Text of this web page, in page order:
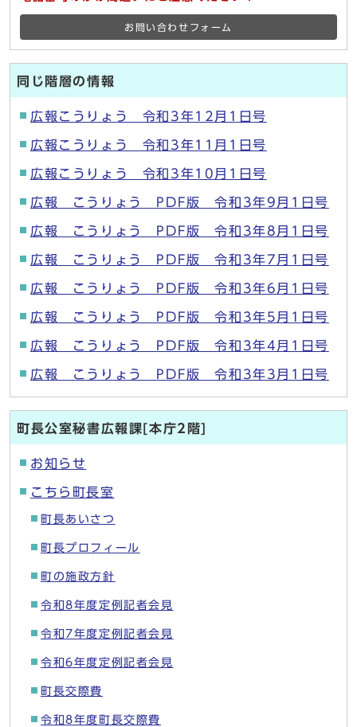
お問い合わせフォーム
同じ階層の情報
広報こうりょう 令和3年12月1日号
広報こうりょう 令和3年11月1日号
広報こうりょう 令和3年10月1日号
広報 こうりょう PDF版 令和3年9月1日号
広報 こうりょう PDF版 令和3年8月1日号
広報 こうりょう PDF版 令和3年7月1日号
広報 こうりょう PDF版 令和3年6月1日号
広報 こうりょう PDF版 令和3年5月1日号
広報 こうりょう PDF版 令和3年4月1日号
広報 こうりょう PDF版 令和3年3月1日号
町長公室秘書広報課[本庁2階]
お知らせ
こちら町長室
町長あいさつ
町長プロフィール
町の施政方針
令和8年度定例記者会見
令和7年度定例記者会見
令和6年度定例記者会見
町長交際費
令和8年度町長交際費